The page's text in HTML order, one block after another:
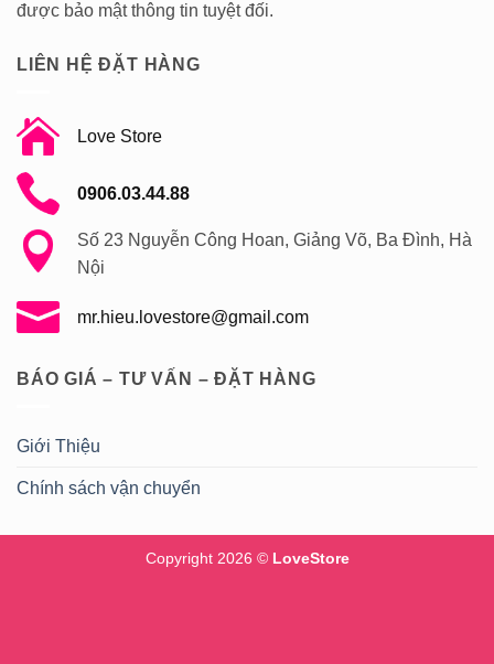
được bảo mật thông tin tuyệt đối.
LIÊN HỆ ĐẶT HÀNG
Love Store
0906.03.44.88
Số 23 Nguyễn Công Hoan, Giảng Võ, Ba Đình, Hà
Nội
mr.hieu.lovestore@gmail.com
BÁO GIÁ – TƯ VẤN – ĐẶT HÀNG
Giới Thiệu
Chính sách vận chuyển
Copyright 2026 © LoveStore